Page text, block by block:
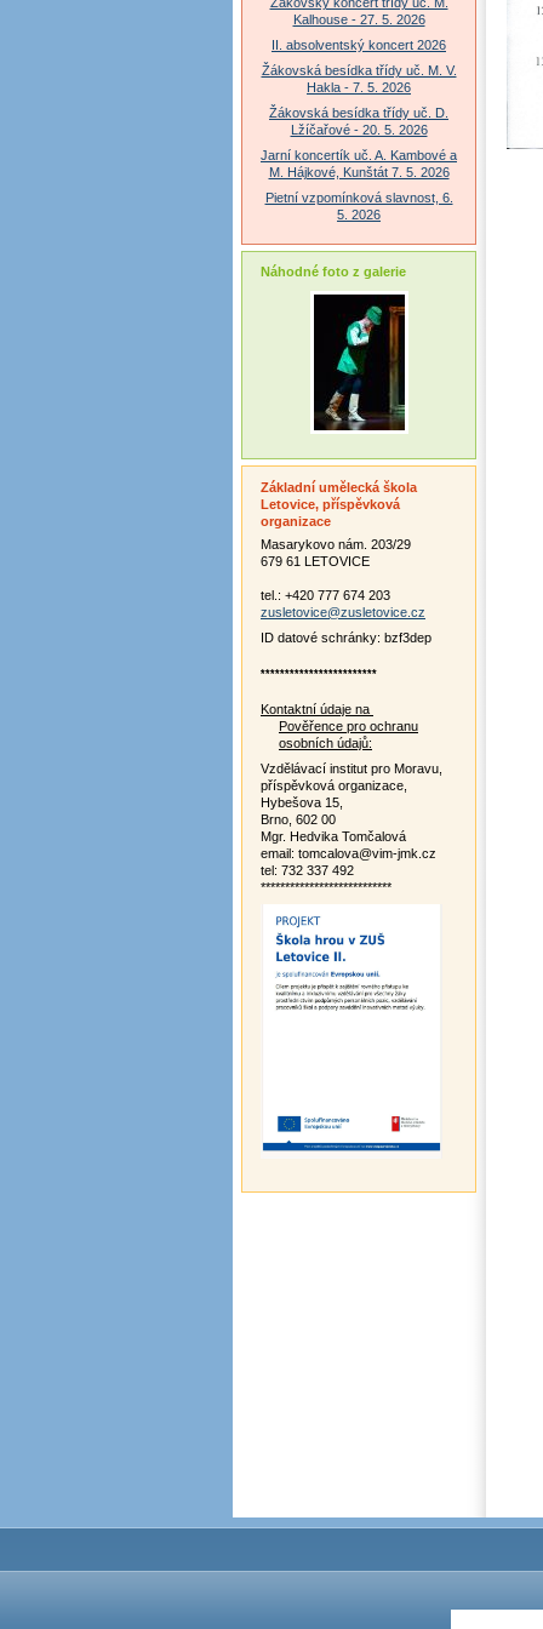
Kalhouse - 27. 5. 2026
II. absolventský koncert 2026
Žákovská besídka třídy uč. M. V.
Hakla - 7. 5. 2026
Žákovská besídka třídy uč. D.
Lžíčařové - 20. 5. 2026
Jarní koncertík uč. A. Kambové a
M. Hájkové, Kunštát 7. 5. 2026
Pietní vzpomínková slavnost, 6.
5. 2026
Náhodné foto z galerie
Základní umělecká škola
Letovice, příspěvková
organizace
Masarykovo nám. 203/29
679 61 LETOVICE
tel.: +420 777 674 203
zusletovice@zusletovice.cz
ID datové schránky: bzf3dep
************************
Kontaktní údaje na
Pověřence pro ochranu
osobních údajů:
Vzdělávací institut pro Moravu,
příspěvková organizace,
Hybešova 15,
Brno, 602 00
Mgr. Hedvika Tomčalová
email: tomcalova@vim-jmk.cz
tel: 732 337 492
***************************